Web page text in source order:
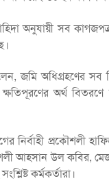
অনুযায়ী সব
জমি অধিগ্রহণের
অর্থ
প্রকৌশলী
আহসান উল কবির,
কর্মকর্তারা।